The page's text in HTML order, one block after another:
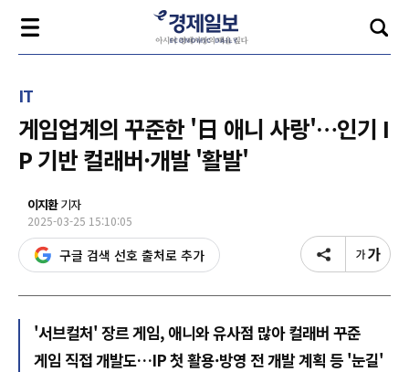
IT
게임업계의 꾸준한 '日 애니 사랑'…인기 I
P 기반 컬래버·개발 '활발'
이지환기자
2025-03-25 15:10:05
구글 검색 선호 출처로 추가
'서브컬처' 장르 게임, 애니와 유사점 많아 컬래버 꾸준
게임 직접 개발도…IP 첫 활용·방영 전 개발 계획 등 '눈길'